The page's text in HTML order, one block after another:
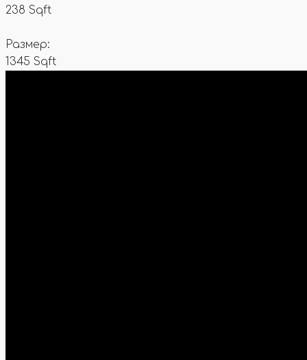
238 Sqft
Размер:
1345 Sqft